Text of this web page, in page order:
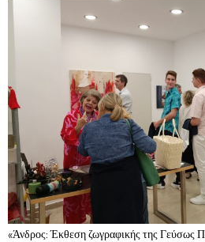
«Άνδρος: Έκθεση ζωγραφικής της Γεύσως